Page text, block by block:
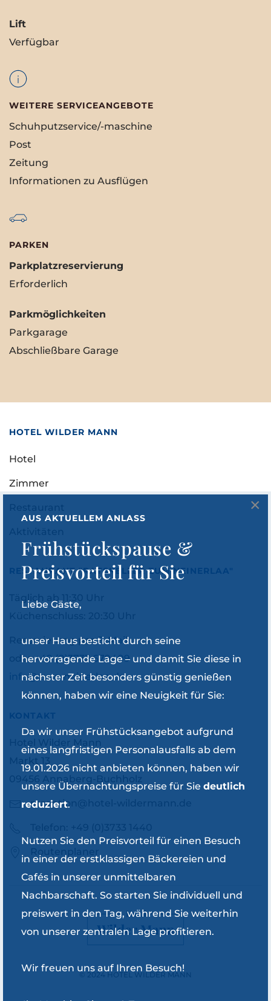
Lift
Verfügbar
WEITERE SERVICEANGEBOTE
Schuhputzservice/-maschine
Post
Zeitung
Informationen zu Ausflügen
PARKEN
Parkplatzreservierung
Erforderlich
Parkmöglichkeiten
Parkgarage
Abschließbare Garage
HOTEL WILDER MANN
Hotel
Zimmer
RESTAURANT "RATSKELLER ZUM NEINERLAA"
Täglich ab 11:30 Uhr
Reservierung perE-Mail
oder+49 (0)3733 679409
info@zum-neinerlaa.de
KONTAKT
Hotel Wilder Mann
09456 Annaberg-Buchholz
rezeption@hotel-wildermann.de
© 2024 HOTEL WILDER MANN
×
AUS AKTUELLEM ANLASS
Frühstückspause &
Preisvorteil für Sie
Liebe Gäste,
unser Haus besticht durch seine
hervorragende Lage – und damit Sie diese in
nächster Zeit besonders günstig genießen
können, haben wir eine Neuigkeit für Sie:
Da wir unser Frühstücksangebot aufgrund
eines langfristigen Personalausfalls ab dem
19.01.2026 nicht anbieten können, haben wir
unsere Übernachtungspreise für Sie deutlich
reduziert.
Nutzen Sie den Preisvorteil für einen Besuch
in einer der erstklassigen Bäckereien und
Cafés in unserer unmittelbaren
Nachbarschaft. So starten Sie individuell und
preiswert in den Tag, während Sie weiterhin
von unserer zentralen Lage profitieren.
Wir freuen uns auf Ihren Besuch!